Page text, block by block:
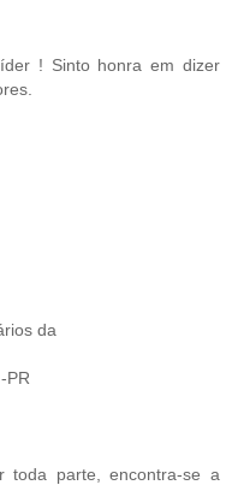
! Sinto honra em dizer
da
PR
toda parte, encontra-se a